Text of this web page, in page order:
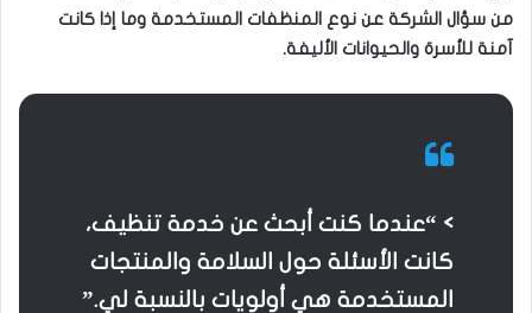
من سؤال الشركة عن نوع المنظفات المستخدمة وما إذا كانت
آمنة للأسرة والحيوانات الأليفة.
> “عندما كنت أبحث عن خدمة تنظيف،
كانت الأسئلة حول السلامة والمنتجات
المستخدمة هي أولويات بالنسبة لي.”